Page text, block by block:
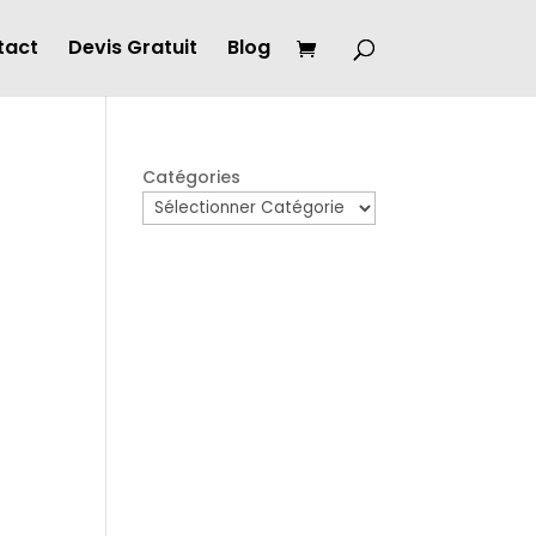
Devis Gratuit Blog
Catégories